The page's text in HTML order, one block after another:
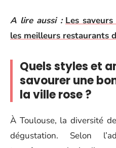
A lire aussi : Les
les meilleurs restaurants
Quels styles et
savourer une
la ville rose ?
À Toulouse, la diversité
dégustation. Selon